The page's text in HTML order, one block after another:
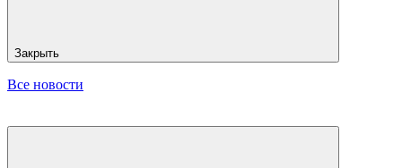
Закрыть
Все новости